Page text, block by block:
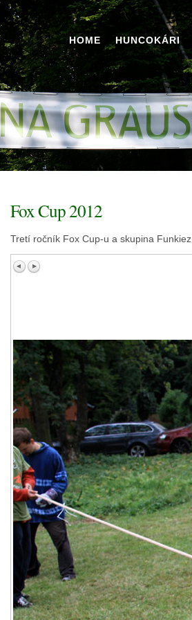
HOME HUNCOKÁRI
Fox Cup 2012
Tretí ročník Fox Cup-u a skupina Funkiez.